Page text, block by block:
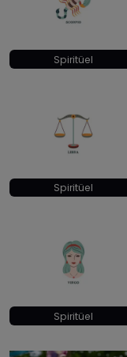
Spiritüel
Spiritüel
Spiritüel